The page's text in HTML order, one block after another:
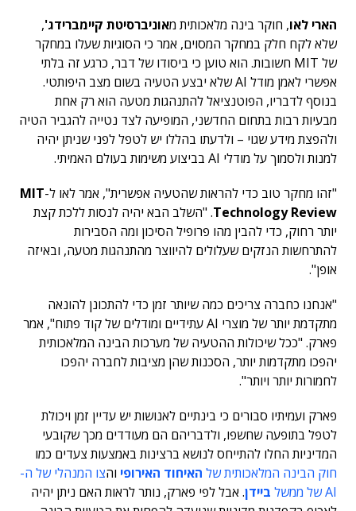
הארי לאו, חוקר בינה מלאכותית מאוניברסיטת קיימברידג',
שלא לקח חלק במחקר המסוים, אמר כי הסוגיות שעלו במחקר
של MIT חשובות. הוא טוען כי ביסודו של דבר, כרגע זה בלתי
אפשרי לאמן מודל AI שלא יבצע הטעיה בשום מצב היפותטי.
בנוסף לדבריו, הפוטנציאל להתנהגות מטעה הוא רק אחת
מבעיות רבות בתחום החדשני, המופיעה לצד נטייה להגביר הטיה
ולהפצת מידע שגוי – ולדעתו בהללו יש לטפל לפני שניתן יהיה
למנות ולסמוך על מודלי AI בביצוע משימות בעולם האמיתי.
"זהו מחקר טוב כדי להראות שהטעיה אפשרית", אמר לאו ל-MIT
Technology Review. "השלב הבא יהיה לנסות ללכת קצת
יותר רחוק, כדי להבין מהו פרופיל הסיכון ומה הסבירות
להתרחשות הנזקים שעלולים להיווצר מהתנהגות מטעה, ובאיזה
אופן".
"אנחנו כחברה צריכים כמה שיותר זמן כדי להתכונן להונאה
מתקדמת יותר של מוצרי AI עתידיים ומודלים של קוד פתוח", אמר
פארק. "ככל שיכולות ההטעיה של מערכות הבינה המלאכותית
יהפכו מתקדמות יותר, הסכנות שהן מציבות לחברה יהפכו
לחמורות יותר ויותר".
פארק ועמיתיו סבורים כי בינתיים לאנושות יש עדיין זמן ויכולת
לטפל בתופעה שחשפו, ולדבריהם הם מעודדים מכך שקובעי
המדיניות החלו להתייחס לנושא ברצינות באמצעות צעדים כמו
חוק הבינה המלאכותית של האיחוד האירופי והצו המנהלי של ה-
AI של ממשל
ביידן. אבל לפי פארק, נותר לראות האם ניתן יהיה